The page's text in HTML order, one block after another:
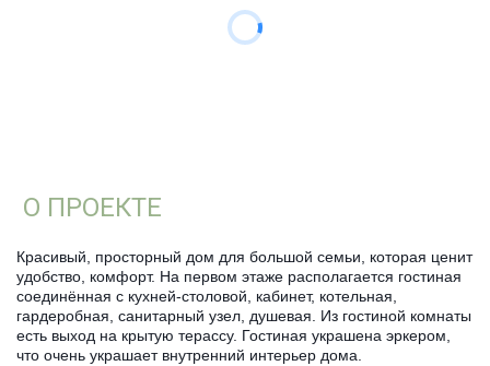
О ПРОЕКТЕ
Красивый, просторный дом для большой семьи, которая ценит
удобство, комфорт. На первом этаже располагается гостиная
соединённая с кухней-столовой, кабинет, котельная,
гардеробная, санитарный узел, душевая. Из гостиной комнаты
есть выход на крытую терассу. Гостиная украшена эркером,
что очень украшает внутренний интерьер дома.